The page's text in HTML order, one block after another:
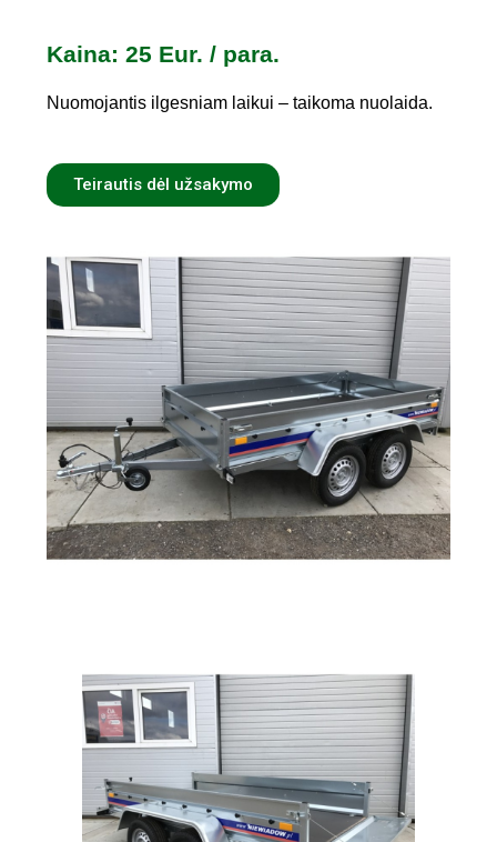
Kaina: 25 Eur. / para.
Nuomojantis ilgesniam laikui – taikoma nuolaida.
Teirautis dėl užsakymo